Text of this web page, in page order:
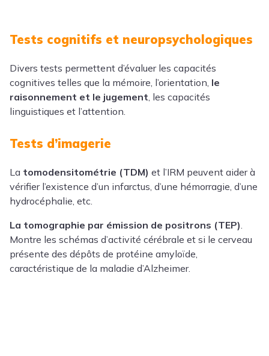
Tests cognitifs et neuropsychologiques
Divers tests permettent d’évaluer les capacités
cognitives telles que la mémoire, l’orientation, le
raisonnement et le jugement , les capacités
linguistiques et l’attention.
Tests d’imagerie
La tomodensitométrie (TDM) et l’IRM peuvent aider à
vérifier l’existence d’un infarctus, d’une hémorragie, d’une
hydrocéphalie, etc.
La tomographie par émission de positrons (TEP)
Montre les schémas d’activité cérébrale et si le cerveau
présente des dépôts de protéine amyloïde,
caractéristique de la maladie d’Alzheimer.